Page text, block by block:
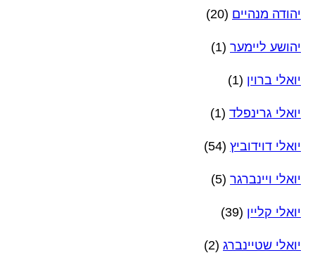
יהודה מנהיים (20)
יהושע ליימער (1)
יואלי ברוין (1)
יואלי גרינפלד (1)
יואלי דוידוביץ (54)
יואלי ויינברגר (5)
יואלי קליין (39)
יואלי שטיינברג (2)